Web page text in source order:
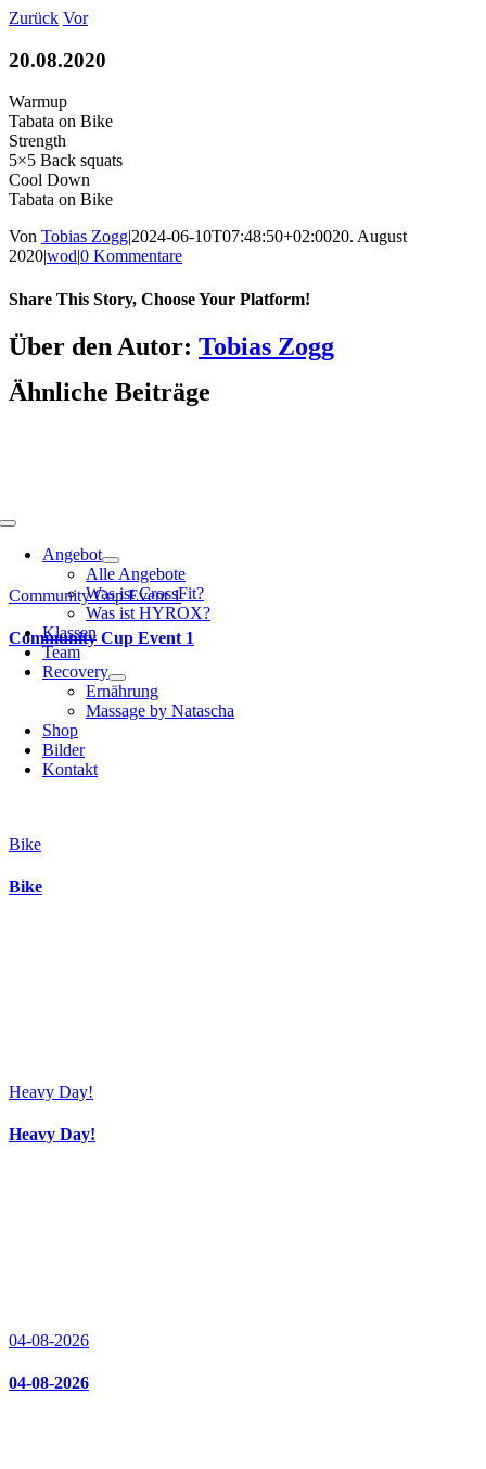
Zum
springen
Toggle
NavigationAngebot
Alle Angebote
Was ist CrossFit?
Was ist HYROX?
Klassen
Team
Recovery
Ernährung
Massage by Natascha
Shop
Bilder
Kontakt
Zurück Vor
20.08.2020
Warmup
Tabata on Bike
Strength
5×5 Back squats
Cool Down
Tabata on Bike
Von Tobias Zogg|2024-06-10T07:48:50+02:0020. August
2020|wod|0 Kommentare
Share This Story, Choose Your Platform!
Facebook
LinkedIn
WhatsApp
Telegram
Tumblr
Pinterest
Vk
Xing
E-
Mail
Über den Autor: Tobias Zogg
Ähnliche Beiträge
Community Cup Event 1
Community Cup Event 1
Bike
Bike
Heavy Day!
Heavy Day!
04-08-2026
04-08-2026